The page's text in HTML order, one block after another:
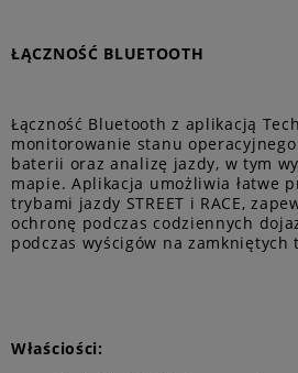
ŁĄCZNOŚĆ BLUETOOTH
Łączność Bluetooth z aplikacją
monitorowanie stanu
baterii oraz analizę jazdy, w tym
mapie. Aplikacja umożliwia łatwe
trybami jazdy STREET i RACE,
ochronę podczas codziennych
podczas wyścigów na zamkniętych
Właściości: